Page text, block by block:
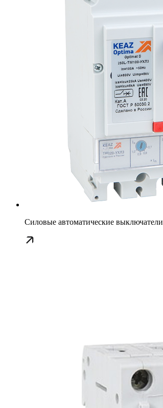
Силовые автоматические выключатели